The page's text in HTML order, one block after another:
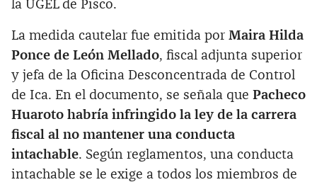
la UGEL de Pisco.
La medida cautelar fue emitida por Maira Hilda
Ponce de León Mellado, fiscal adjunta superior
y jefa de la Oficina Desconcentrada de Control
de Ica. En el documento, se señala que Pacheco
Huaroto habría infringido la ley de la carrera
fiscal al no mantener una conducta
intachable. Según reglamentos, una conducta
intachable se le exige a todos los miembros de